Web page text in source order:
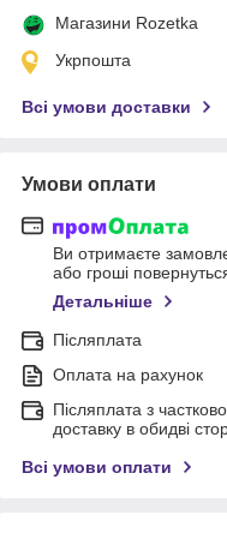
Магазини Rozetka
Укрпошта
Всі умови доставки
Умови оплати
Ви отримаєте
або гроші
Детальніше
Післяплата
Оплата на рахунок
Післяплата з
доставку в обидві
Всі умови оплати